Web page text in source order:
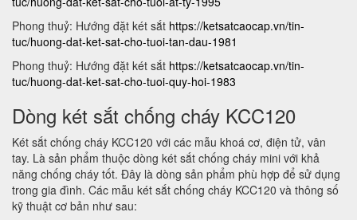
Phong thuỷ: Hướng đặt két sắt https://ketsatcaocap.vn/tin-
tuc/huong-dat-ket-sat-cho-tuoi-tan-dau-1981
Phong thuỷ: Hướng đặt két sắt https://ketsatcaocap.vn/tin-
tuc/huong-dat-ket-sat-cho-tuoi-quy-hoi-1983
Dòng két sắt chống cháy KCC120
Két sắt chống cháy KCC120 với các mẫu khoá cơ, điện tử, vân
tay. Là sản phẩm thuộc dòng két sắt chống cháy mini với khả
năng chống cháy tốt. Đây là dòng sản phẩm phù hợp để sử dụng
trong gia đình. Các mẫu két sắt chống cháy KCC120 và thông số
kỹ thuật cơ bản như sau: